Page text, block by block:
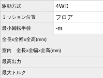
駆動方式 4WD
ミッション位置 フロア
最小回転半径 -m
全長x全幅x全高(mm)
室内 全長x全幅x全高(mm)
最高出力
最大トルク